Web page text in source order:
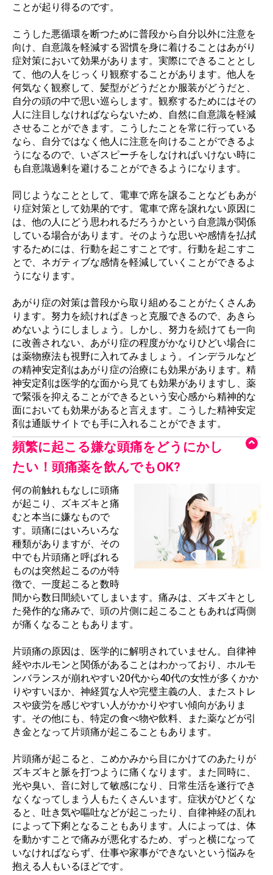
ことが起り得るのです。
こうした悪循環を断つために普段から自分以外に注意を
向け、自意識を軽減する習慣を身に着けることはあがり
症対策において効果があります。実際にできることとし
て、他の人をじっくり観察することがあります。他人を
何気なく観察して、髪型がどうだとか服装がどうだと、
自分の頭の中で思い巡らします。観察するためにはその
人に注目しなければならないため、自然に自意識を軽減
させることができます。こうしたことを常に行っている
なら、自分ではなく他人に注意を向けることができるよ
うになるので、いざスピーチをしなければいけない時に
も自意識過剰を避けることができるようになります。
同じようなこととして、電車で席を譲ることなどもあが
り症対策として効果的です。電車で席を譲れない原因に
は、他の人にどう思われるだろうかという自意識が関係
している場合があります。そのような思いや感情を払拭
するためには、行動を起こすことです。行動を起こすこ
とで、ネガティブな感情を軽減していくことができるよ
うになります。
あがり症の対策は普段から取り組めることがたくさんあ
ります。努力を続ければきっと克服できるので、あきら
めないようにしましょう。しかし、努力を続けても一向
に改善されない、あがり症の程度がかなりひどい場合に
は薬物療法も視野に入れてみましょう。インデラルなど
の精神安定剤はあがり症の治療にも効果があります。精
神安定剤は医学的な面から見ても効果がありますし、薬
で緊張を抑えることができるという安心感から精神的な
面においても効果があると言えます。こうした精神安定
剤は通販サイトでも手に入れることができます。
頻繁に起こる嫌な頭痛をどうにかし
たい！頭痛薬を飲んでもOK?
何の前触れもなしに頭痛
が起こり、ズキズキと痛
むと本当に嫌なもので
す。頭痛にはいろいろな
種類がありますが、その
中でも片頭痛と呼ばれる
ものは突然起こるのが特
徴で、一度起こると数時
間から数日間続いてしまいます。痛みは、ズキズキとし
た発作的な痛みで、頭の片側に起こることもあれば両側
が痛くなることもあります。
片頭痛の原因は、医学的に解明されていません。自律神
経やホルモンと関係があることはわかっており、ホルモ
ンバランスが崩れやすい20代から40代の女性が多くかか
りやすいほか、神経質な人や完璧主義の人、またストレ
スや疲労を感じやすい人がかかりやすい傾向がありま
す。その他にも、特定の食べ物や飲料、また薬などが引
き金となって片頭痛が起こることもあります。
片頭痛が起こると、こめかみから目にかけてのあたりが
ズキズキと脈を打つように痛くなります。また同時に、
光や臭い、音に対して敏感になり、日常生活を遂行でき
なくなってしまう人もたくさんいます。症状がひどくな
ると、吐き気や嘔吐などが起こったり、自律神経の乱れ
によって下痢となることもあります。人によっては、体
を動かすことで痛みが悪化するため、ずっと横になって
いなければならず、仕事や家事ができないという悩みを
抱える人もいるほどです。